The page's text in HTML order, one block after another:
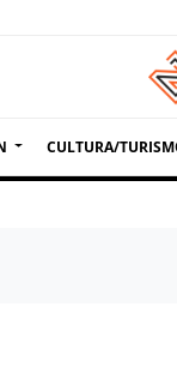
CULTURA/